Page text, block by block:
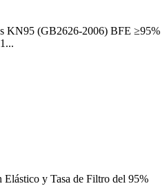
KN95 (GB2626-2006) BFE ≥95%
Elástico y Tasa de Filtro del 95%